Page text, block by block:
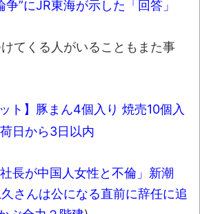
！うおおおおおおお
→結
･･････････････････
めこのデカさが規格外だったｗ
」発売
で2400万円超えの美女、水着
争”にJR東海が示した「回答」
てくる人がいることもまた事
ット】豚まん4個入り 焼売10個入
日から3日以内
長が中国人女性と不倫」新潮
さんは公になる直前に辞任に追